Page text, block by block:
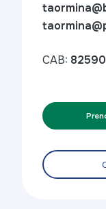
CAB: 82590